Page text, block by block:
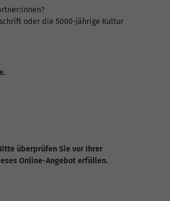
oder die 5000-jährige Kultur
überprüfen Sie vor Ihrer
Online-Angebot erfüllen.